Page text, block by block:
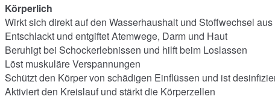
Körperlich
Wirkt sich direkt auf den Wasserhaushalt und Stoffwechsel aus
Entschlackt und entgiftet Atemwege, Darm und Haut
Beruhigt bei Schockerlebnissen und hilft beim Loslassen
Löst muskuläre Verspannungen
Schützt den Körper von schädigen Einflüssen und ist
Aktiviert den Kreislauf und stärkt die Körperzellen